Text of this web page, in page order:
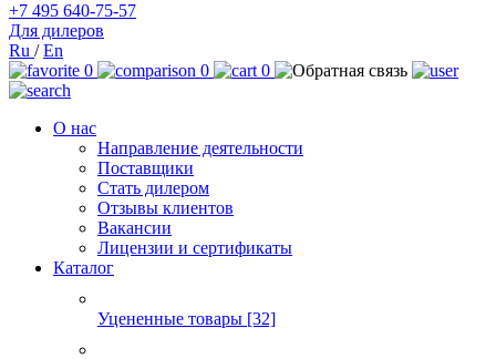
+7 495 640-75-57
Для дилеров
Ru /En
0
0 0
О нас
Направление деятельности
Поставщики
Стать дилером
Отзывы клиентов
Вакансии
Лицензии и сертификаты
Каталог
Уцененные товары [32]